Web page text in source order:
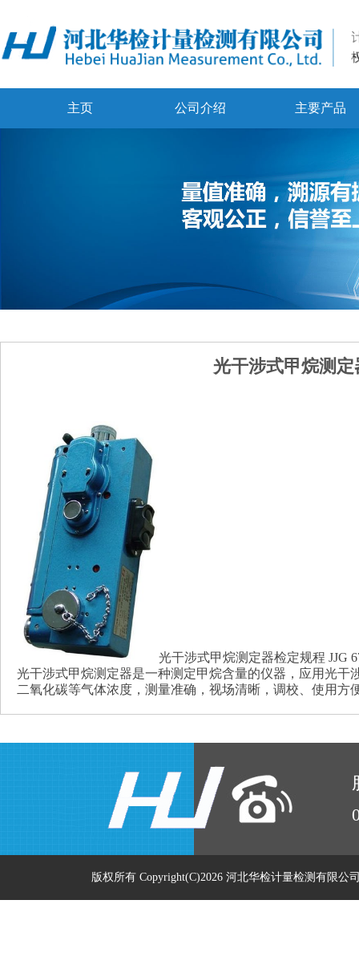
主页 公司介绍 主要产品
光干涉式甲烷测
光干涉式甲烷测定器检定规程 JJG
光干涉式甲烷测定器是一种测定甲烷含量的仪器，应用光
二氧化碳等气体浓度，测量准确，视场清晰，调校、使用方
版权所有 Copyright(C)2026 河北华检计量检测有限